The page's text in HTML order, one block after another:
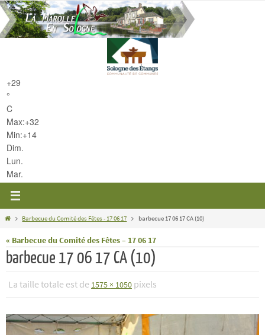
Passer
vers
le
+29
°
C
Max:+32
Min:+14
Dim.
Lun.
Mar.
HomeBarbecue du Comité des Fêtes - 17 06 17 barbecue 17 06 17 CA (10)
« Barbecue du Comité des Fêtes – 17 06 17
barbecue 17 06 17 CA (10)
La taille totale est de 1575 × 1050 pixels